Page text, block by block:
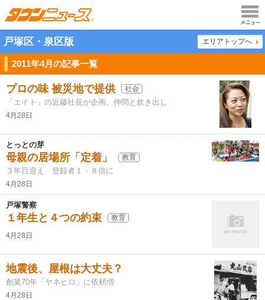
メニュ
ー
戸塚区・泉区版 エリアトップへ
2011年4月の記事一覧
プロの味 被災地で提供 社会
「エイト」の近藤社長が企画、仲間と炊き出し
4月28日
とっとの芽
母親の居場所「定着」 教育
３年目迎え 登録者１・８倍に
4月28日
戸塚警察
１年生と４つの約束 教育
4月28日
地震後、屋根は大丈夫？
創業70年「ヤネヒロ」に依頼増
4月28日